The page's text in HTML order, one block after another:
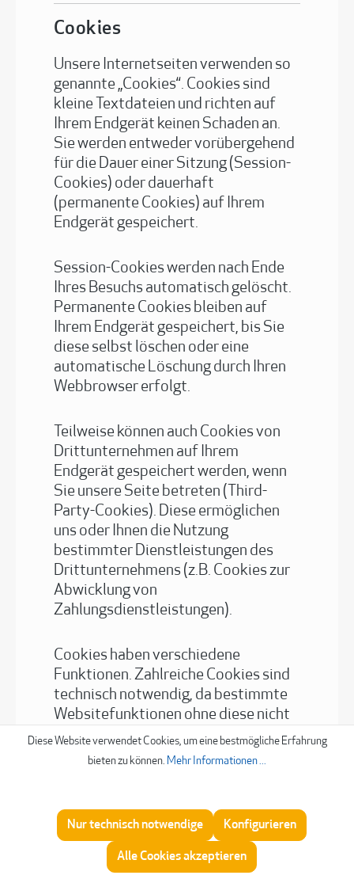
Cookies
Unsere Internetseiten verwenden so
genannte „Cookies“. Cookies sind
kleine Textdateien und richten auf
Ihrem Endgerät keinen Schaden an.
Sie werden entweder vorübergehend
für die Dauer einer Sitzung (Session-
Cookies) oder dauerhaft
(permanente Cookies) auf Ihrem
Endgerät gespeichert.
Session-Cookies werden nach Ende
Ihres Besuchs automatisch gelöscht.
Permanente Cookies bleiben auf
Ihrem Endgerät gespeichert, bis Sie
diese selbst löschen oder eine
automatische Löschung durch Ihren
Webbrowser erfolgt.
Teilweise können auch Cookies von
Drittunternehmen auf Ihrem
Endgerät gespeichert werden, wenn
Sie unsere Seite betreten (Third-
Party-Cookies). Diese ermöglichen
uns oder Ihnen die Nutzung
bestimmter Dienstleistungen des
Drittunternehmens (z.B. Cookies zur
Abwicklung von
Zahlungsdienstleistungen).
Cookies haben verschiedene
Funktionen. Zahlreiche Cookies sind
technisch notwendig, da bestimmte
Websitefunktionen ohne diese nicht
funktionieren würden (z.B. die
Warenkorbfunktion oder die Anzeige
auszuwerten oder Werbung
anzuzeigen.
Beratung
Diese Website verwendet Cookies, um eine bestmögliche Erfahrung
bieten zu können. Mehr Informationen ...
Nur technisch notwendige Konfigurieren
Alle Cookies akzeptieren